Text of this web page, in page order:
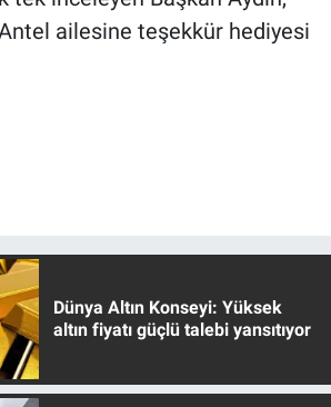
ailesine teşekkür hediyesi
Dünya Altın Konseyi: Yüksek
altın fiyatı güçlü talebi yansıtıyor